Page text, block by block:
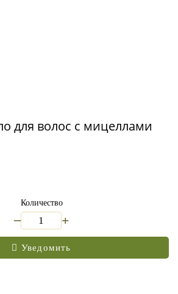
для волос с мицеллами
Количество
+
Уведомить